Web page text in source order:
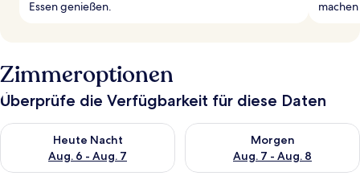
Essen genießen.
Zimmeroptionen
Überprüfe die Verfügbarkeit für diese Daten
Heute Nacht
Aug. 6 - Aug. 7
Überprüfe die Verfügbarkeit für heute Nacht, Aug. 6 - Aug. 7.
Morgen
Aug. 7 - Aug. 8
Überprüfe die Verfügbarkeit